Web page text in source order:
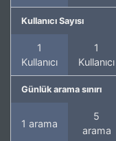
Kullanıcı Sayısı
1
Kullanıcı
1
Kullanıcı
Günlük arama sınırı
1 arama
5
arama